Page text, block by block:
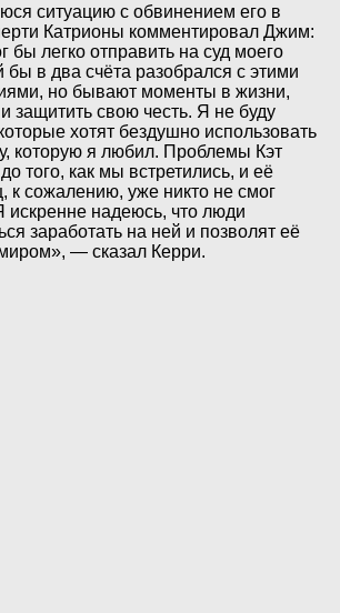
ситуацию с обвинением его в
Катрионы комментировал Джим:
бы легко отправить на суд моего
бы в два счёта разобрался с этими
но бывают моменты в жизни,
и защитить свою честь. Я не буду
хотят бездушно использовать
которую я любил. Проблемы Кэт
того, как мы встретились, и её
к сожалению, уже никто не смог
искренне надеюсь, что люди
заработать на ней и позволят её
— сказал Керри.